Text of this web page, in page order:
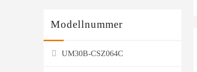
Modellnummer
UM30B-CSZ064C